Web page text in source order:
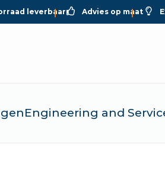
leverbaar Advies op maat
Engineering and